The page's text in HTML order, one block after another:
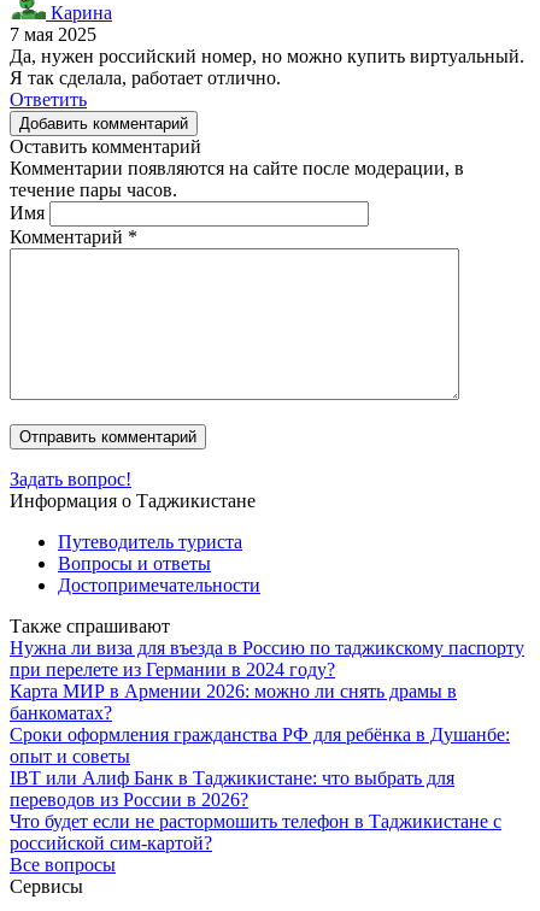
Карина
7 мая 2025
Да, нужен российский номер, но можно купить виртуальный.
Я так сделала, работает отлично.
Ответить
Добавить комментарий
Оставить комментарий
Комментарии появляются на сайте после модерации, в
течение пары часов.
Имя
Комментарий *
Задать вопрос!
Информация о Таджикистане
Путеводитель туриста
Вопросы и ответы
Достопримечательности
Также спрашивают
Нужна ли виза для въезда в Россию по таджикскому паспорту
при перелете из Германии в 2024 году?
Карта МИР в Армении 2026: можно ли снять драмы в
банкоматах?
Сроки оформления гражданства РФ для ребёнка в Душанбе:
опыт и советы
IBT или Алиф Банк в Таджикистане: что выбрать для
переводов из России в 2026?
Что будет если не растормошить телефон в Таджикистане с
российской сим-картой?
Все вопросы
Сервисы